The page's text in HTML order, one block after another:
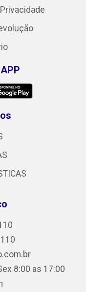
8:00 as 17:00